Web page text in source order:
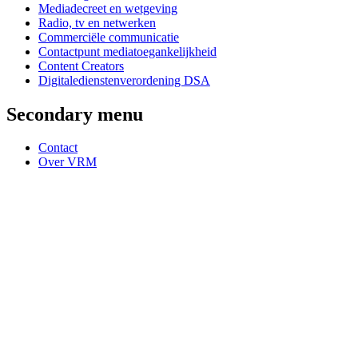
Mediadecreet en wetgeving
Radio, tv en netwerken
Commerciële communicatie
Contactpunt mediatoegankelijkheid
Content Creators
Digitaledienstenverordening DSA
Secondary menu
Contact
Over VRM